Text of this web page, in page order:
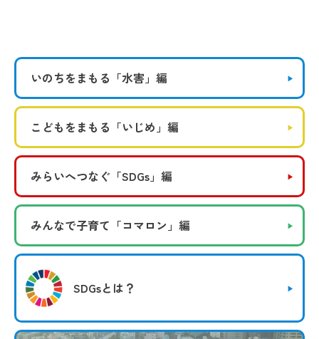
いのちをまもる 「水害」編
こどもをまもる 「いじめ」編
みらいへつなぐ 「SDGs」編
みんなで子育て 「コマロン」編
SDGsとは？